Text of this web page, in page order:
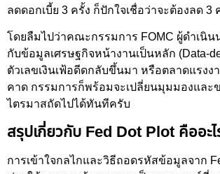
ลดดอกเบี้ย 3 ครั้ง ก็ปักใจเชื่อว่าจะต้องลด 3
โดยลืมไปว่าคณะกรรมการ FOMC ผู้ดำเนิน
กับข้อมูลเศรษฐกิจหน้างานเป็นหลัก (Data-
ตัวเลขเงินเฟ้อดีดกลับขึ้นมา หรือตลาดแรงง
คาด กรรมการก็พร้อมจะเปลี่ยนมุมมองและ
ไตรมาสถัดไปได้ทันทีครับ
สรุปเกี่ยวกับ Fed Dot Plot คืออะไ
การเข้าใจกลไกและวิธีถอดรหัสข้อมูลจาก